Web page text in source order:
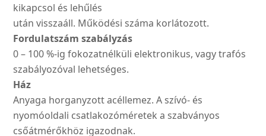
kikapcsol és lehűlés
után visszaáll. Működési száma korlátozott.
Fordulatszám szabályzás
0 – 100 %-ig fokozatnélküli elektronikus, vagy trafós
szabályozóval lehetséges.
Ház
Anyaga horganyzott acéllemez. A szívó- és
nyomóoldali csatlakozóméretek a szabványos
csőátmérőkhöz igazodnak.